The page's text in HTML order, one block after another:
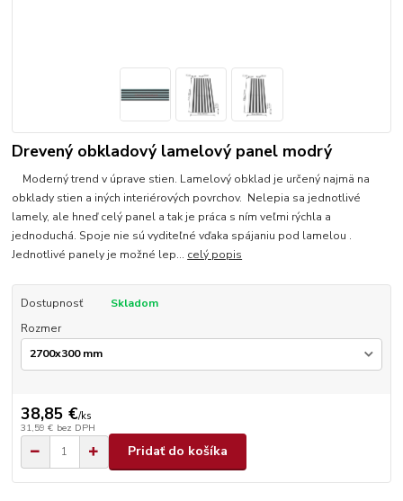
Drevený obkladový lamelový panel modrý
Moderný trend v úprave stien. Lamelový obklad je určený najmä na
obklady stien a iných interiérových povrchov. Nelepia sa jednotlivé
lamely, ale hneď celý panel a tak je práca s ním veľmi rýchla a
jednoduchá. Spoje nie sú vyditeľné vďaka spájaniu pod lamelou .
Jednotlivé panely je možné lep... celý popis
Dostupnosť
Skladom
Rozmer
38,85 €/ks
31,59 € bez DPH
Pridať do košíka